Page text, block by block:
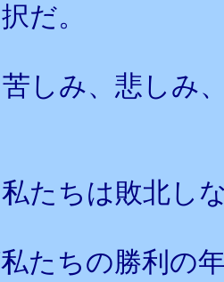
だ。
しみ、悲しみ
たちは敗北し
たちの勝利の